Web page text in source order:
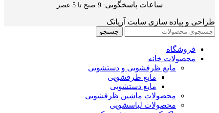
ساعات پاسخگویی: 9 صبح تا 5 عصر
طراحی و پیاده سازی سایت آریاتک
جستجو
فروشگاه
محصولات خانه
مایع ظرفشویی و دستشویی
مایع ظرفشویی
مایع دستشویی
محصولات ماشین ظرفشویی
محصولات لباسشویی